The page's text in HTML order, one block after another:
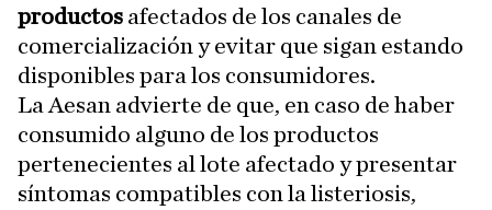
productos afectados de los canales de
comercialización y evitar que sigan estando
disponibles para los consumidores.
La Aesan advierte de que, en caso de haber
consumido alguno de los productos
pertenecientes al lote afectado y presentar
síntomas compatibles con la listeriosis,